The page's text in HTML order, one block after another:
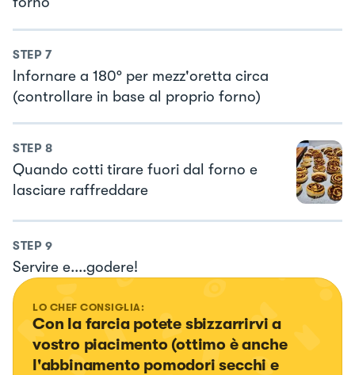
STEP 7
Infornare a 180° per mezz'oretta circa
(controllare in base al proprio forno)
STEP 8
Quando cotti tirare fuori dal forno e
lasciare raffreddare
STEP 9
Servire e....godere!
LO CHEF CONSIGLIA:
Con la farcia potete sbizzarrirvi a
vostro piacimento (ottimo è anche
l'abbinamento pomodori secchi e